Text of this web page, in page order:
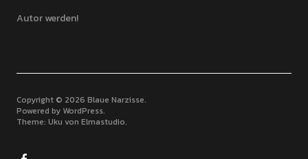
Autor werden!
Copyright © 2026 Blaue Narzisse
Powered by WordPress
Theme: Uku von Elmastudio